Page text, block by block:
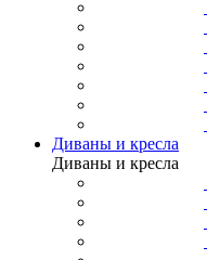
Диваны и кресла
Диваны и кресла